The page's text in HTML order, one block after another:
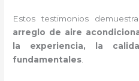
Estos testimonios
arreglo de aire
la experiencia, la
fundamentales.